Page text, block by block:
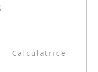
Calculatrice